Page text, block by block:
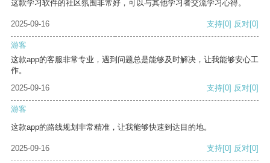
这款学习软件的社区氛围非常好，可以与其他学习者交流学习心得。
2025-09-16 支持[0] 反对[0]
游客
这款app的客服非常专业，遇到问题总是能够及时解决，让我能够安心工
作。
2025-09-16
支持[0] 反对[0]
游客
这款app的路线规划非常精准，让我能够快速到达目的地。
2025-09-16 支持[0] 反对[0]